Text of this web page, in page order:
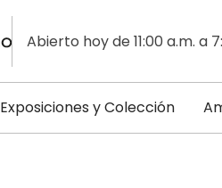
Abierto hoy de 11:00 a.m. a
Exposiciones y Colección